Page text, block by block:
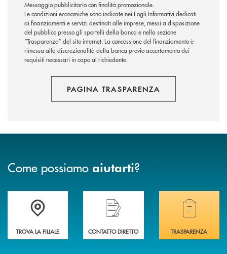
Messaggio pubblicitario con finalità promozionale.
Le condizioni economiche sono indicate nei Fogli Informativi dedicati
ai finanziamenti e servizi destinati alle imprese, messi a disposizione
del pubblico presso gli sportelli della banca e nella sezione
“Trasparenza” del sito internet. La concessione del finanziamento è
rimessa alla discrezionalità della banca previo accertamento dei
requisiti necessari in capo al richiedente.
PAGINA TRASPARENZA
Come possiamo aiutarti?
Accedi all' elenco completo delle filiali di Banca di Caraglio.
TROVA LA FILIALE
Hai bisogno di assistenza immediata?
CONTATTO DIRETTO
Hai bisogno di
TRASPARENZA